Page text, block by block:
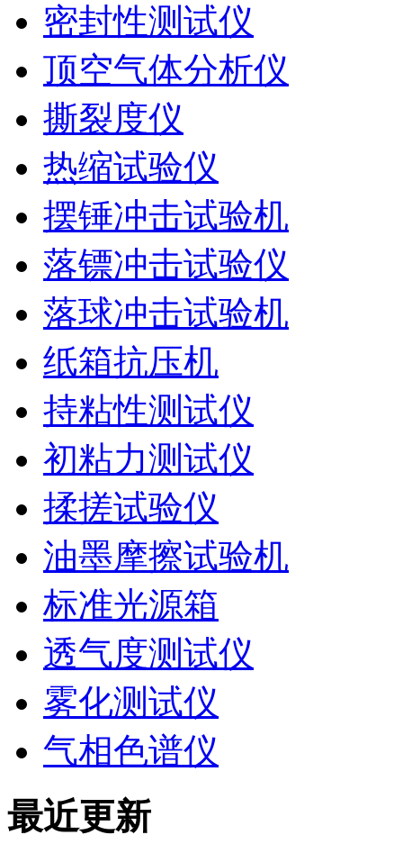
密封性测试仪
顶空气体分析仪
撕裂度仪
热缩试验仪
摆锤冲击试验机
落镖冲击试验仪
落球冲击试验机
纸箱抗压机
持粘性测试仪
初粘力测试仪
揉搓试验仪
油墨摩擦试验机
标准光源箱
透气度测试仪
雾化测试仪
气相色谱仪
最近更新